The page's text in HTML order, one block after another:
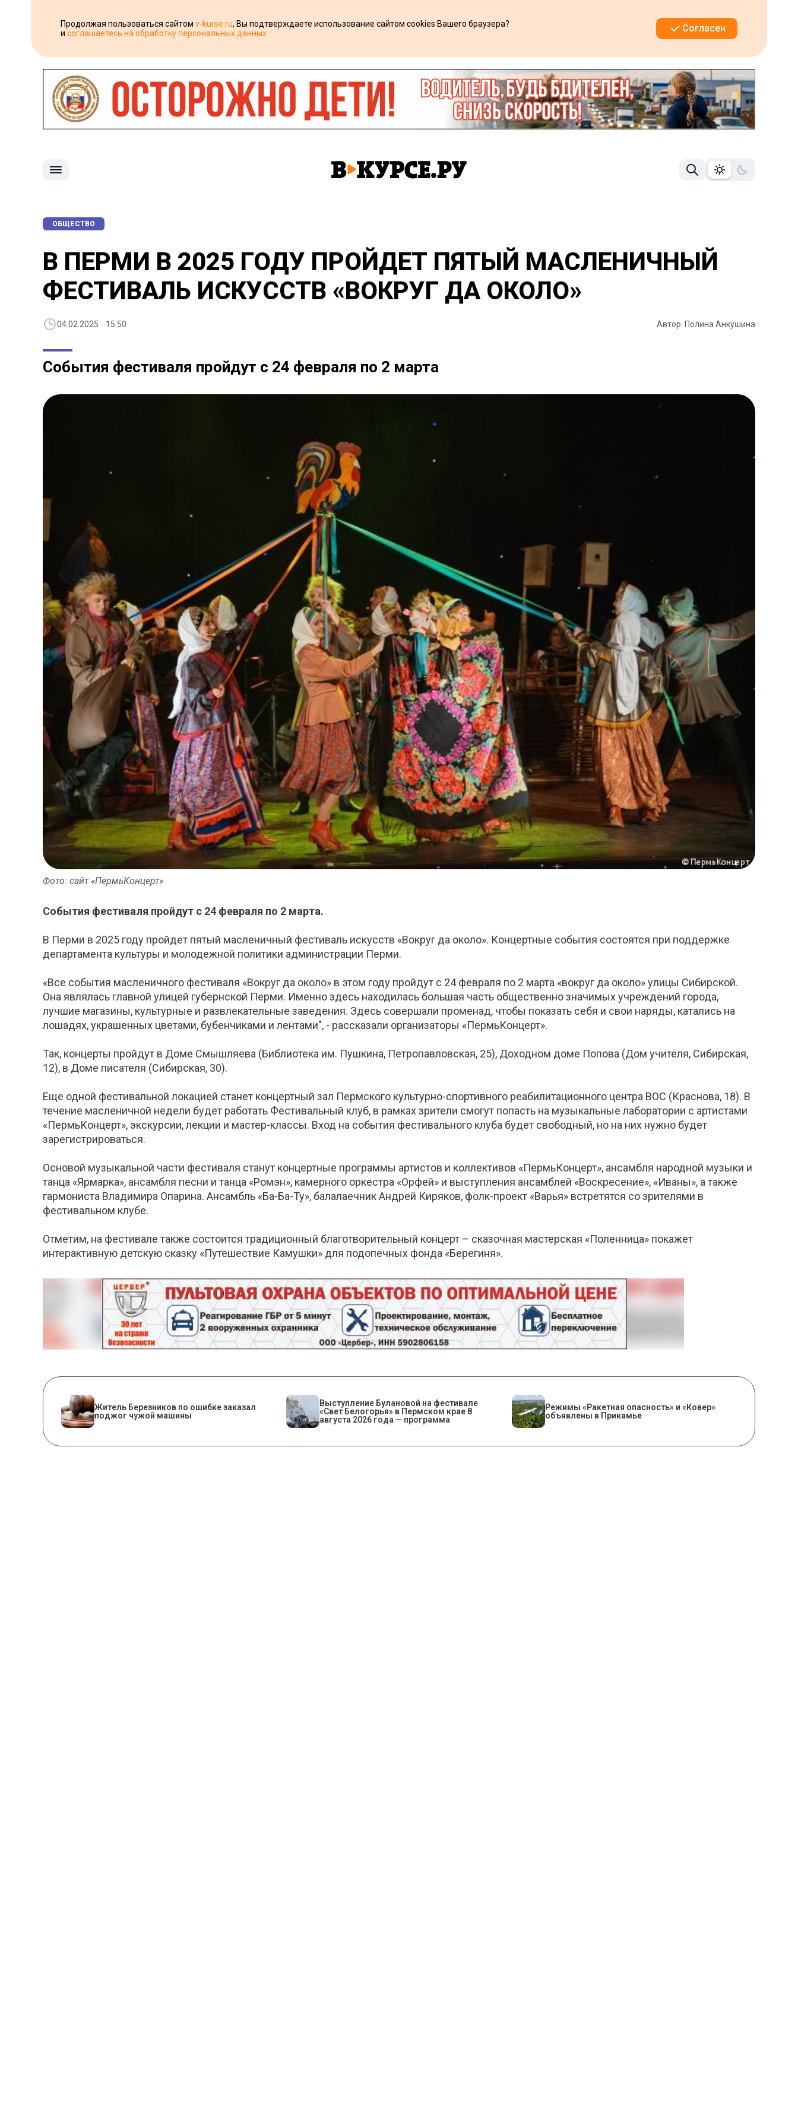
Продолжая пользоваться сайтом v-kurse.ru, Вы подтверждаете использование сайтом cookies Вашего браузера?
и соглашаетесь на обработку персональных данных Согласен
ОБЩЕСТВО
В ПЕРМИ В 2025 ГОДУ ПРОЙДЕТ ПЯТЫЙ МАСЛЕНИЧНЫЙ
ФЕСТИВАЛЬ ИСКУССТВ «ВОКРУГ ДА ОКОЛО»
04.02.2025 15:50 Автор: Полина Анкушина
События фестиваля пройдут с 24 февраля по 2 марта
Фото: сайт «ПермьКонцерт»
События фестиваля пройдут с 24 февраля по 2 марта.
В Перми в 2025 году пройдет пятый масленичный фестиваль искусств «Вокруг да около». Концертные события состоятся при поддержке
департамента культуры и молодежной политики администрации Перми.
«Все события масленичного фестиваля «Вокруг да около» в этом году пройдут с 24 февраля по 2 марта «вокруг да около» улицы Сибирской.
Она являлась главной улицей губернской Перми. Именно здесь находилась большая часть общественно значимых учреждений города,
лучшие магазины, культурные и развлекательные заведения. Здесь совершали променад, чтобы показать себя и свои наряды, катались на
лошадях, украшенных цветами, бубенчиками и лентами", - рассказали организаторы «ПермьКонцерт».
Так, концерты пройдут в Доме Смышляева (Библиотека им. Пушкина, Петропавловская, 25), Доходном доме Попова (Дом учителя, Сибирская,
12), в Доме писателя (Сибирская, 30).
Еще одной фестивальной локацией станет концертный зал Пермского культурно-спортивного реабилитационного центра ВОС (Краснова, 18). В
течение масленичной недели будет работать Фестивальный клуб, в рамках зрители смогут попасть на музыкальные лаборатории с артистами
«ПермьКонцерт», экскурсии, лекции и мастер-классы. Вход на события фестивального клуба будет свободный, но на них нужно будет
зарегистрироваться.
Основой музыкальной части фестиваля станут концертные программы артистов и коллективов «ПермьКонцерт», ансамбля народной музыки и
танца «Ярмарка», ансамбля песни и танца «Ромэн», камерного оркестра «Орфей» и выступления ансамблей «Воскресение», «Иваны», а также
гармониста Владимира Опарина. Ансамбль «Ба-Ба-Ту», балалаечник Андрей Киряков, фолк-проект «Варья» встретятся со зрителями в
фестивальном клубе.
Отметим, на фестивале также состоится традиционный благотворительный концерт – сказочная мастерская «Поленница» покажет
интерактивную детскую сказку «Путешествие Камушки» для подопечных фонда «Берегиня».
Житель Березников по ошибке заказал
поджог чужой машины
Выступление Булановой на фестивале
«Свет Белогорья» в Пермском крае 8
августа 2026 года — программа
Режимы «Ракетная опасность» и «Ковер»
объявлены в Прикамье